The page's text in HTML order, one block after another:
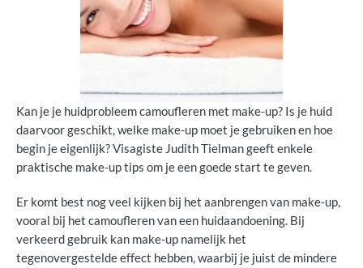
Nadelen van make-up
Kan je je huidprobleem camoufleren met make-up? Is je huid
daarvoor geschikt, welke make-up moet je gebruiken en hoe
begin je eigenlijk? Visagiste Judith Tielman geeft enkele
praktische make-up tips om je een goede start te geven.
Er komt best nog veel kijken bij het aanbrengen van make-up,
vooral bij het camoufleren van een huidaandoening. Bij
verkeerd gebruik kan make-up namelijk het
tegenovergestelde effect hebben, waarbij je juist de mindere